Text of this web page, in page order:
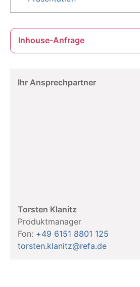
Inhouse-Anfrage
Ihr Ansprechpartner
Torsten Klanitz
Produktmanager
Fon: +49 6151 8801 125
torsten.klanitz@refa.de